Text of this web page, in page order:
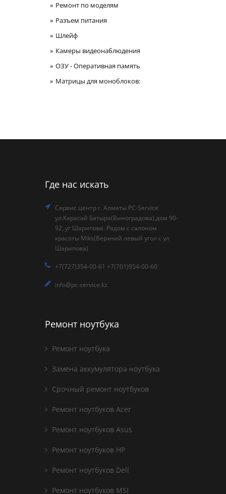
Ремонт по моделям
Разъем питания
Шлейф
Камеры видеонаблюдения
ОЗУ - Оперативная память
Матрицы для моноблоков:
Где нас искать
Сервис центр г. Алматы PC-Service
ул.Карасай Батыра(Виноградова),дом 90-
92, уг Шарипова. Рядом с салоном
красоты Miks(Верхний левый угол с ул
Шарипова)
+7(727)354-00-61 +7(701)954-00-60
info@pc-service.kz
Ремонт ноутбука
Ремонт ноутбука
Замена аккумулятора ноутбука
Срочный ремонт ноутбуков
Ремонт ноутбуков Acer
Ремонт ноутбуков Asus
Ремонт ноутбуков HP
Ремонт ноутбуков Dell
Ремонт ноутбуков MSI